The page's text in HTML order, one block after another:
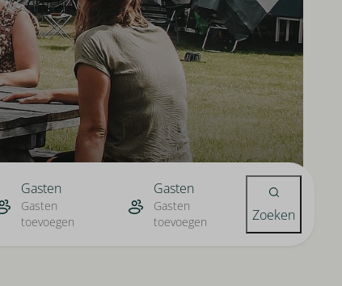
Gasten
Gasten
toevoegen
Gasten
Gasten
toevoegen
Zoeken